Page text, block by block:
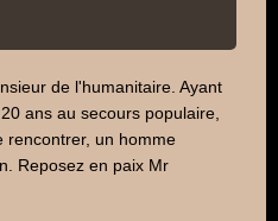
de l'humanitaire. Ayant
ans au secours populaire,
rencontrer, un homme
Reposez en paix Mr